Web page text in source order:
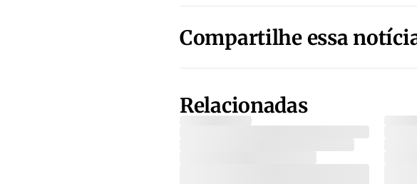
Compartilhe essa
Relacionadas